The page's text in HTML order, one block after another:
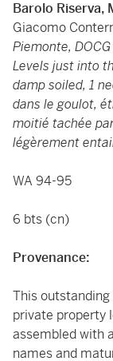
Barolo Riserva,
Giacomo
Piemonte, DOCG
Levels just into
damp soiled, 1
dans le goulot,
moitié tachée
légèrement
WA 94-95
6 bts (cn)
Provenance:
This
private property
assembled with
names and